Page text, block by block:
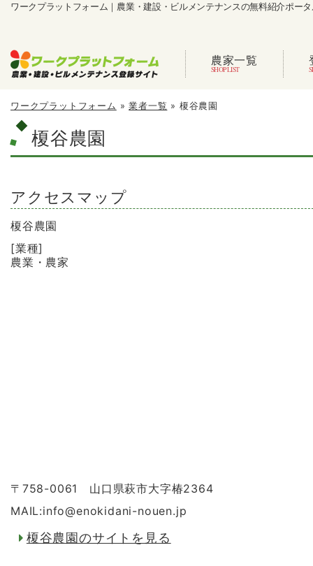
ワークプラットフォーム｜農業・建設・ビルメンテナンスの無料紹介ポー
農家一覧
ワークプラットフォーム »業者一覧 » 榎谷農園
榎谷農園
アクセスマップ
榎谷農園
[業種]
農業・農家
〒758-0061 山口県萩市大字椿2364
MAIL:info@enokidani-nouen.jp
榎谷農園のサイトを見る